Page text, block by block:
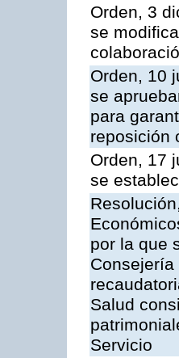
Orden, 3
se
Orden, 10
se
para
reposición
Orden, 17
se
por la que
Salud
Servicio